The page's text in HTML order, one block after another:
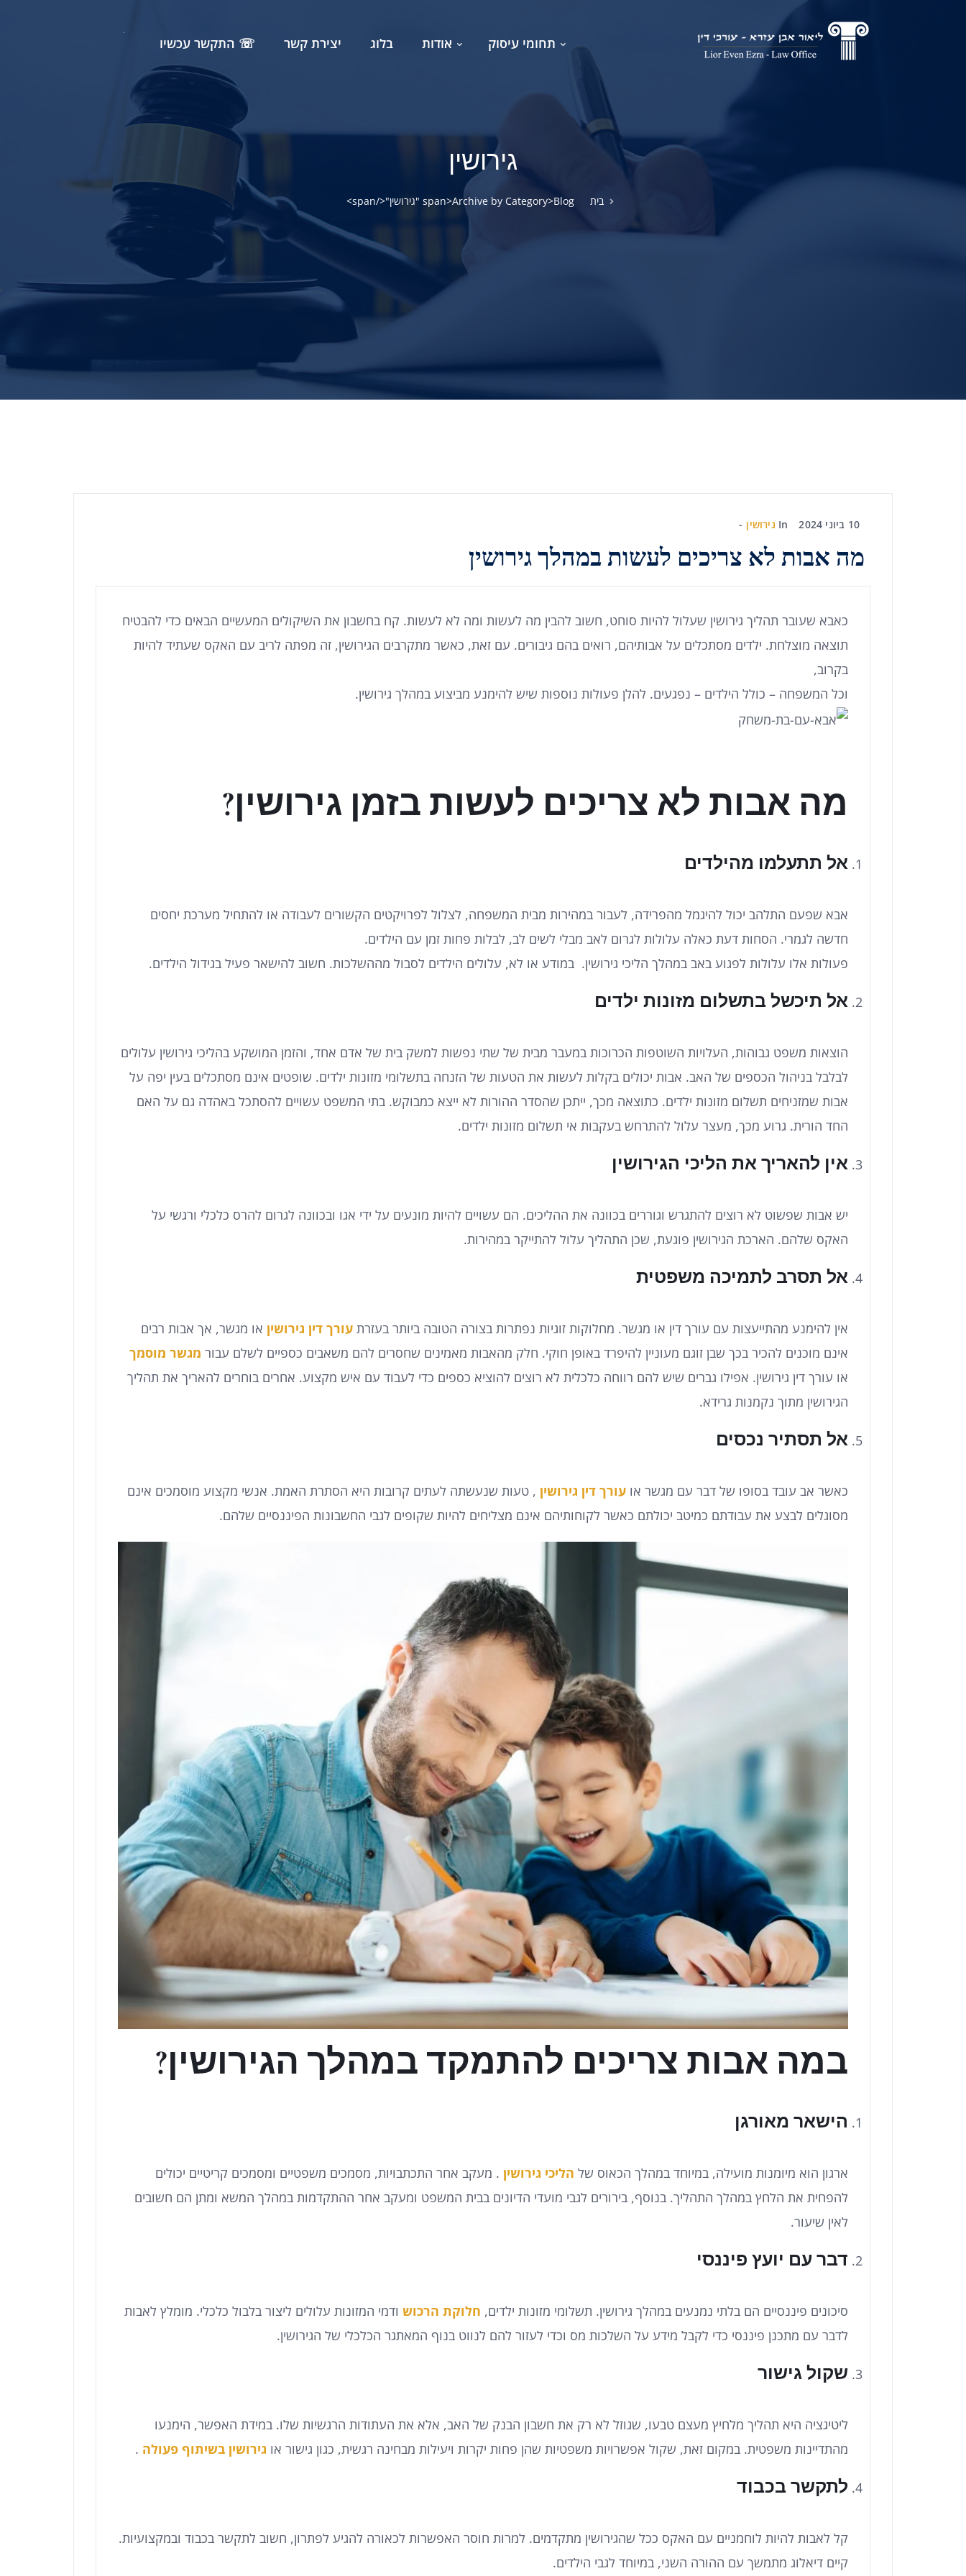
☏ התקשר עכשיו יצירת קשר בלוג אודות תחומי עיסוק
גירושין
בית Blog<span>Archive by Category "גירושין"</span>
10 ביוני 2024 In גירושין
מה אבות לא צריכים לעשות במהלך גירושין
כאבא שעובר תהליך גירושין שעלול להיות סוחט, חשוב להבין מה לעשות ומה לא לעשות. קח בחשבון את השיקולים המעשיים הבאים כדי להבטיח
תוצאה מוצלחת. ילדים מסתכלים על אבותיהם, רואים בהם גיבורים. עם זאת, כאשר מתקרבים הגירושין, זה מפתה לריב עם האקס שעתיד להיות
בקרוב,
וכל המשפחה – כולל הילדים – נפגעים. להלן פעולות נוספות שיש להימנע מביצוע במהלך גירושין.
מה אבות לא צריכים לעשות בזמן גירושין?
אל תתעלמו מהילדים
אבא שפעם התלהב יכול להיגמל מהפרידה, לעבור במהירות מבית המשפחה, לצלול לפרויקטים הקשורים לעבודה או להתחיל מערכת יחסים
חדשה לגמרי. הסחות דעת כאלה עלולות לגרום לאב מבלי לשים לב, לבלות פחות זמן עם הילדים.
פעולות אלו עלולות לפגוע באב במהלך הליכי גירושין. במודע או לא, עלולים הילדים לסבול מההשלכות. חשוב להישאר פעיל בגידול הילדים.
אל תיכשל בתשלום מזונות ילדים
הוצאות משפט גבוהות, העלויות השוטפות הכרוכות במעבר מבית של שתי נפשות למשק בית של אדם אחד, והזמן המושקע בהליכי גירושין עלולים
לבלבל בניהול הכספים של האב. אבות יכולים בקלות לעשות את הטעות של הזנחה בתשלומי מזונות ילדים. שופטים אינם מסתכלים בעין יפה על
אבות שמזניחים תשלום מזונות ילדים. כתוצאה מכך, ייתכן שהסדר ההורות לא ייצא כמבוקש. בתי המשפט עשויים להסתכל באהדה גם על האם
החד הורית. גרוע מכך, מעצר עלול להתרחש בעקבות אי תשלום מזונות ילדים.
אין להאריך את הליכי הגירושין
יש אבות שפשוט לא רוצים להתגרש וגוררים בכוונה את ההליכים. הם עשויים להיות מונעים על ידי אגו ובכוונה לגרום להרס כלכלי ורגשי על
האקס שלהם. הארכת הגירושין פוגעת, שכן התהליך עלול להתייקר במהירות.
אל תסרב לתמיכה משפטית
אין להימנע מהתייעצות עם עורך דין או מגשר. מחלוקות זוגיות נפתרות בצורה הטובה ביותר בעזרת עורך דין גירושין או מגשר, אך אבות רבים
אינם מוכנים להכיר בכך שבן זוגם מעוניין להיפרד באופן חוקי. חלק מהאבות מאמינים שחסרים להם משאבים כספיים לשלם עבור מגשר מוסמך
או עורך דין גירושין. אפילו גברים שיש להם רווחה כלכלית לא רוצים להוציא כספים כדי לעבוד עם איש מקצוע. אחרים בוחרים להאריך את תהליך
הגירושין מתוך נקמנות גרידא.
אל תסתיר נכסים
כאשר אב עובד בסופו של דבר עם מגשר או עורך דין גירושין , טעות שנעשתה לעתים קרובות היא הסתרת האמת. אנשי מקצוע מוסמכים אינם
מסוגלים לבצע את עבודתם כמיטב יכולתם כאשר לקוחותיהם אינם מצליחים להיות שקופים לגבי החשבונות הפיננסיים שלהם.
במה אבות צריכים להתמקד במהלך הגירושין?
הישאר מאורגן
ארגון הוא מיומנות מועילה, במיוחד במהלך הכאוס של הליכי גירושין . מעקב אחר התכתבויות, מסמכים משפטיים ומסמכים קריטיים יכולים
להפחית את הלחץ במהלך התהליך. בנוסף, בירורים לגבי מועדי הדיונים בבית המשפט ומעקב אחר ההתקדמות במהלך המשא ומתן הם חשובים
לאין שיעור.
דבר עם יועץ פיננסי
סיכונים פיננסיים הם בלתי נמנעים במהלך גירושין. תשלומי מזונות ילדים, חלוקת הרכוש ודמי המזונות עלולים ליצור בלבול כלכלי. מומלץ לאבות
לדבר עם מתכנן פיננסי כדי לקבל מידע על השלכות מס וכדי לעזור להם לנווט בנוף המאתגר הכלכלי של הגירושין.
שקול גישור
ליטיגציה היא תהליך מלחיץ מעצם טבעו, שגוזל לא רק את חשבון הבנק של האב, אלא את העתודות הרגשיות שלו. במידת האפשר, הימנעו
מהתדיינות משפטית. במקום זאת, שקול אפשרויות משפטיות שהן פחות יקרות ויעילות מבחינה רגשית, כגון גישור או גירושין בשיתוף פעולה .
לתקשר בכבוד
קל לאבות להיות לוחמניים עם האקס ככל שהגירושין מתקדמים. למרות חוסר האפשרות לכאורה להגיע לפתרון, חשוב לתקשר בכבוד ובמקצועיות.
קיים דיאלוג מתמשך עם ההורה השני, במיוחד לגבי הילדים.